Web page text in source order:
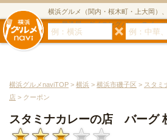
横浜グルメ（関内・桜木町・上大岡）
ン・居酒屋・ダイニングバー・スイー
横浜グルメnaviTOP > 横浜 > 横浜市磯子区 > スタ
店 > クーポン
スタミナカレーの店 バーグ